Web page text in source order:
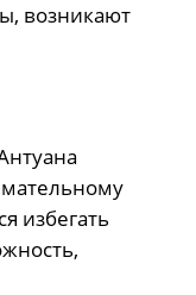
возникают
избегать